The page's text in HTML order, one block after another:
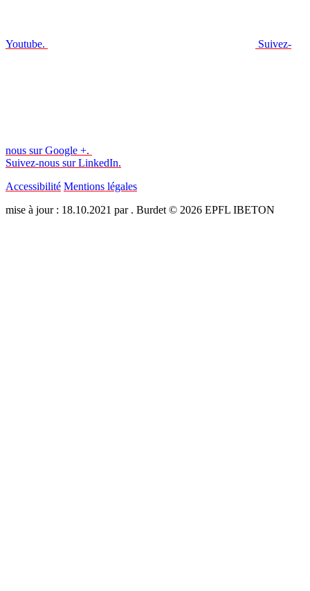
Youtube. Suivez-
nous sur Google +.
Suivez-nous sur LinkedIn.
Accessibilité Mentions légales
mise à jour : 18.10.2021 par . Burdet © 2026 EPFL IBETON